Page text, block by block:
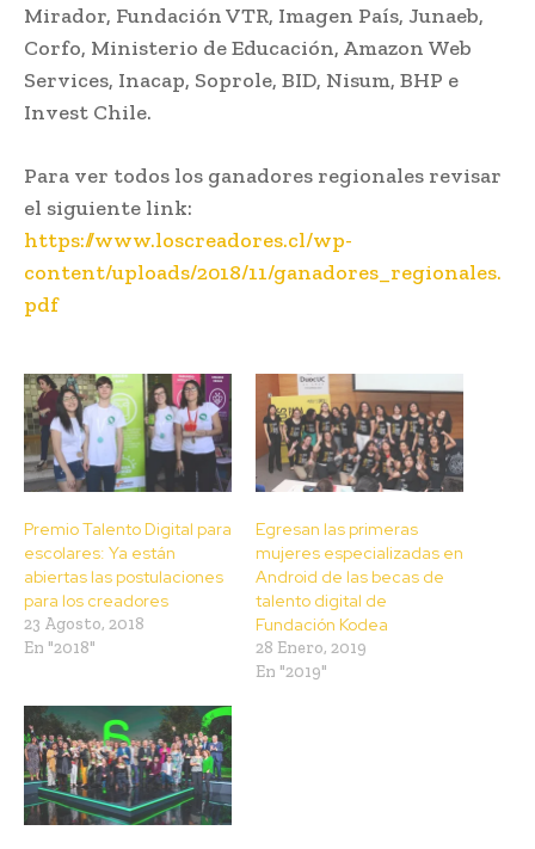
Mirador, Fundación VTR, Imagen País, Junaeb,
Corfo, Ministerio de Educación, Amazon Web
Services, Inacap, Soprole, BID, Nisum, BHP e
Invest Chile.
Para ver todos los ganadores regionales revisar
el siguiente link:
https://www.loscreadores.cl/wp-
content/uploads/2018/11/ganadores_regionales.
pdf
Premio Talento Digital para
escolares: Ya están
abiertas las postulaciones
para los creadores
23 Agosto, 2018
En "2018"
Egresan las primeras
mujeres especializadas en
Android de las becas de
talento digital de
Fundación Kodea
28 Enero, 2019
En "2019"